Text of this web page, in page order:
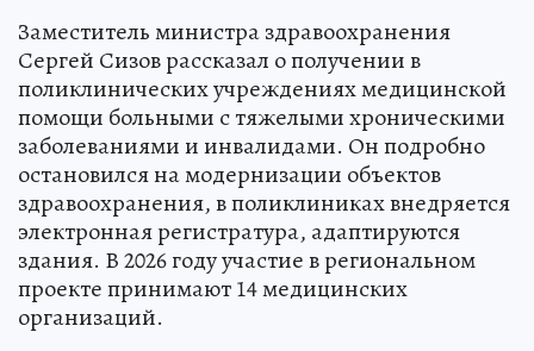
Заместитель министра здравоохранения
Сергей Сизов рассказал о получении в
поликлинических учреждениях медицинской
помощи больными с тяжелыми хроническими
заболеваниями и инвалидами. Он подробно
остановился на модернизации объектов
здравоохранения, в поликлиниках внедряется
электронная регистратура, адаптируются
здания. В 2026 году участие в региональном
проекте принимают 14 медицинских
организаций.